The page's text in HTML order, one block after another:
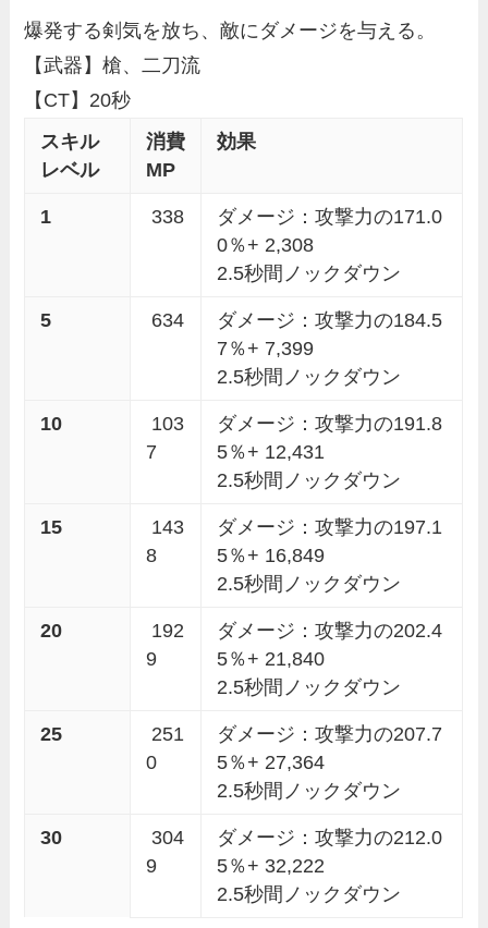
爆発する剣気を放ち、敵にダメージを与える。
【武器】槍、二刀流
【CT】20秒
スキル
レベル
消費
MP
効果
1 338
ダメージ：攻撃力の171.0
0％+ 2,308
2.5秒間ノックダウン
5 634
ダメージ：攻撃力の184.5
7％+ 7,399
2.5秒間ノックダウン
10
103
7
ダメージ：攻撃力の191.8
5％+ 12,431
2.5秒間ノックダウン
15
143
8
ダメージ：攻撃力の197.1
5％+ 16,849
2.5秒間ノックダウン
20
192
9
ダメージ：攻撃力の202.4
5％+ 21,840
2.5秒間ノックダウン
25
251
0
ダメージ：攻撃力の207.7
5％+ 27,364
2.5秒間ノックダウン
30
304
9
ダメージ：攻撃力の212.0
5％+ 32,222
2.5秒間ノックダウン